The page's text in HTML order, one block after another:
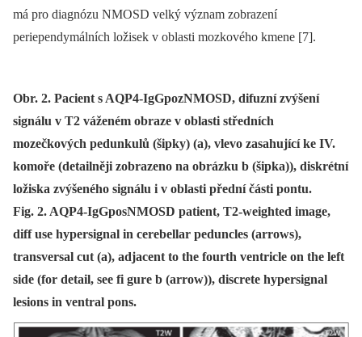
má pro diagnózu NMOSD velký význam zobrazení
periependymálních ložisek v oblasti mozkového kmene [7].
Obr. 2. Pacient s AQP4-IgGpozNMOSD, difuzní zvýšení
signálu v T2 váženém obraze v oblasti středních
mozečkových pedunkulů (šipky) (a), vlevo zasahující ke IV.
komoře (detailněji zobrazeno na obrázku b (šipka)), diskrétní
ložiska zvýšeného signálu i v oblasti přední části pontu.
Fig. 2. AQP4-IgGposNMOSD patient, T2-weighted image,
diff use hypersignal in cerebellar peduncles (arrows),
transversal cut (a), adjacent to the fourth ventricle on the left
side (for detail, see fi gure b (arrow)), discrete hypersignal
lesions in ventral pons.